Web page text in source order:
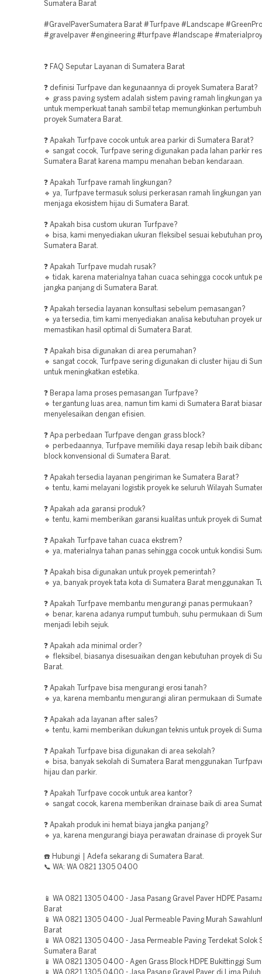
Sumatera Barat
#GravelPaverSumatera Barat #Turfpave #Landscape
#gravelpaver #engineering #turfpave #landscape
❓ FAQ Seputar Layanan di Sumatera Barat
❓ definisi Turfpave dan kegunaannya di proyek Sumatera Barat?
🔹 grass paving system adalah sistem paving ramah lingkungan
untuk memperkuat tanah sambil tetap memungkinkan
proyek Sumatera Barat.
❓ Apakah Turfpave cocok untuk area parkir di Sumatera Barat?
🔹 sangat cocok, Turfpave sering digunakan pada lahan parkir
Sumatera Barat karena mampu menahan beban kendaraan.
❓ Apakah Turfpave ramah lingkungan?
🔹 ya, Turfpave termasuk solusi perkerasan ramah lingkungan
menjaga ekosistem hijau di Sumatera Barat.
❓ Apakah bisa custom ukuran Turfpave?
🔹 bisa, kami menyediakan ukuran fleksibel sesuai kebutuhan
Sumatera Barat.
❓ Apakah Turfpave mudah rusak?
🔹 tidak, karena materialnya tahan cuaca sehingga cocok untuk
jangka panjang di Sumatera Barat.
❓ Apakah tersedia layanan konsultasi sebelum pemasangan?
🔹 ya tersedia, tim kami menyediakan analisa kebutuhan proyek
memastikan hasil optimal di Sumatera Barat.
❓ Apakah bisa digunakan di area perumahan?
🔹 sangat cocok, Turfpave sering digunakan di cluster hijau di
untuk meningkatkan estetika.
❓ Berapa lama proses pemasangan Turfpave?
🔹 tergantung luas area, namun tim kami di Sumatera Barat
menyelesaikan dengan efisien.
❓ Apa perbedaan Turfpave dengan grass block?
🔹 perbedaannya, Turfpave memiliki daya resap lebih baik
block konvensional di Sumatera Barat.
❓ Apakah tersedia layanan pengiriman ke Sumatera Barat?
🔹 tentu, kami melayani logistik proyek ke seluruh Wilayah
❓ Apakah ada garansi produk?
🔹 tentu, kami memberikan garansi kualitas untuk proyek di
❓ Apakah Turfpave tahan cuaca ekstrem?
🔹 ya, materialnya tahan panas sehingga cocok untuk kondisi
❓ Apakah bisa digunakan untuk proyek pemerintah?
🔹 ya, banyak proyek tata kota di Sumatera Barat menggunakan
❓ Apakah Turfpave membantu mengurangi panas permukaan?
🔹 benar, karena adanya rumput tumbuh, suhu permukaan di
menjadi lebih sejuk.
❓ Apakah ada minimal order?
🔹 fleksibel, biasanya disesuaikan dengan kebutuhan proyek di
Barat.
❓ Apakah Turfpave bisa mengurangi erosi tanah?
🔹 ya, karena membantu mengurangi aliran permukaan di
❓ Apakah ada layanan after sales?
🔹 tentu, kami memberikan dukungan teknis untuk proyek di
❓ Apakah Turfpave bisa digunakan di area sekolah?
🔹 bisa, banyak sekolah di Sumatera Barat menggunakan
hijau dan parkir.
❓ Apakah Turfpave cocok untuk area kantor?
🔹 sangat cocok, karena memberikan drainase baik di area
❓ Apakah produk ini hemat biaya jangka panjang?
🔹 ya, karena mengurangi biaya perawatan drainase di proyek
☎️ Hubungi | Adefa sekarang di Sumatera Barat.
📞 WA: WA 0821 1305 0400
📱 WA 0821 1305 0400 - Jasa Pasang Gravel Paver HDPE
Barat
📱 WA 0821 1305 0400 - Jual Permeable Paving Murah
Barat
📱 WA 0821 1305 0400 - Jasa Permeable Paving Terdekat Solok
Sumatera Barat
📱 WA 0821 1305 0400 - Agen Grass Block HDPE Bukittinggi
📱 WA 0821 1305 0400 - Jasa Pasang Gravel Paver di Lima Puluh